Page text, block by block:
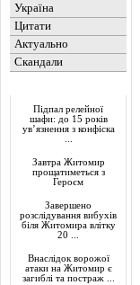
Україна
Цитати
Актуально
Скандали
Підпал релейної
шафи: до 15 років
ув’язнення з конфіска
Завтра Житомир
прощатиметься з
Героєм
Завершено
розслідування вибухів
біля Житомира влітку
20 ...
Внаслідок ворожої
атаки на Житомир є
загиблі та постраж ...